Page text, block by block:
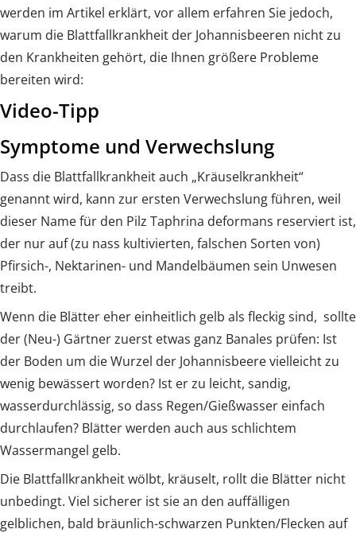
werden im Artikel erklärt, vor allem erfahren Sie jedoch,
warum die Blattfallkrankheit der Johannisbeeren nicht zu
den Krankheiten gehört, die Ihnen größere Probleme
bereiten wird:
Video-Tipp
Symptome und Verwechslung
Dass die Blattfallkrankheit auch „Kräuselkrankheit“
genannt wird, kann zur ersten Verwechslung führen, weil
dieser Name für den Pilz Taphrina deformans reserviert ist,
der nur auf (zu nass kultivierten, falschen Sorten von)
Pfirsich-, Nektarinen- und Mandelbäumen sein Unwesen
treibt.
Wenn die Blätter eher einheitlich gelb als fleckig sind, sollte
der (Neu-) Gärtner zuerst etwas ganz Banales prüfen: Ist
der Boden um die Wurzel der Johannisbeere vielleicht zu
wenig bewässert worden? Ist er zu leicht, sandig,
wasserdurchlässig, so dass Regen/Gießwasser einfach
durchlaufen? Blätter werden auch aus schlichtem
Wassermangel gelb.
Die Blattfallkrankheit wölbt, kräuselt, rollt die Blätter nicht
unbedingt. Viel sicherer ist sie an den auffälligen
gelblichen, bald bräunlich-schwarzen Punkten/Flecken auf